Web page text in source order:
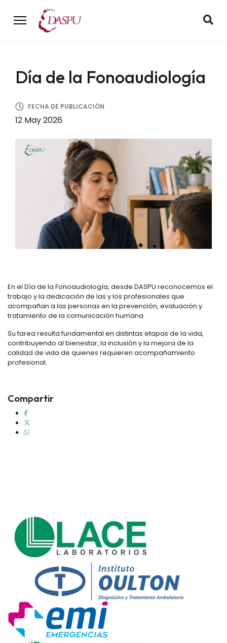
Día de la Fonoaudiología
FECHA DE PUBLICACIÓN
12 May 2026
En el Día de la Fonoaudiología, desde DASPU reconocemos el
trabajo y la dedicación de las y los profesionales que
acompañan a las personas en la prevención, evaluación y
tratamiento de la comunicación humana.
Su tarea resulta fundamental en distintas etapas de la vida,
contribuyendo al bienestar, la inclusión y la mejora de la
calidad de vida de quienes requieren acompañamiento
profesional.
Compartir